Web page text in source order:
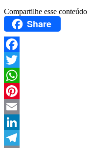
Compartilhe esse conteúdo
Share
Facebook
Twitter
WhatsApp
Pinterest
Email
LinkedIn